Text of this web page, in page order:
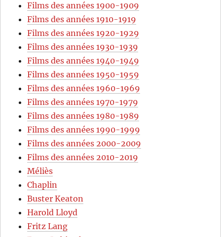
Films des années 1900-1909
Films des années 1910-1919
Films des années 1920-1929
Films des années 1930-1939
Films des années 1940-1949
Films des années 1950-1959
Films des années 1960-1969
Films des années 1970-1979
Films des années 1980-1989
Films des années 1990-1999
Films des années 2000-2009
Films des années 2010-2019
Méliès
Chaplin
Buster Keaton
Harold Lloyd
Fritz Lang